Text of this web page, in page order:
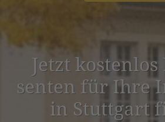
Jetzt
senten für Ihre
in Stuttgart